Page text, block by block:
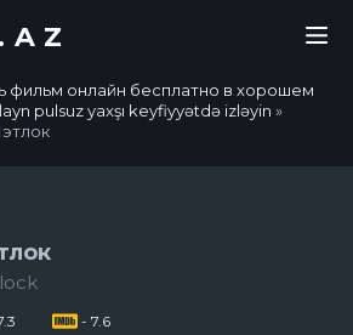
фильм онлайн бесплатно в хорошем
pulsuz yaxşı keyfiyyətdə izləyin »
- 7.6